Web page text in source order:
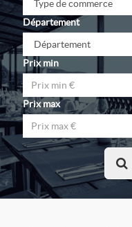
Département
Prix min
Prix max